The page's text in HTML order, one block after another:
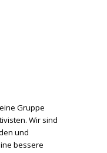
Gruppe
Wir sind
und
bessere